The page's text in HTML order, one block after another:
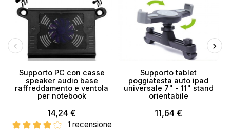
Supporto PC con casse
speaker audio base
raffreddamento e ventola
per notebook
14,24 €
1 recensione
Supporto tablet
poggiatesta auto ipad
universale 7" - 11" stand
orientabile
11,64 €